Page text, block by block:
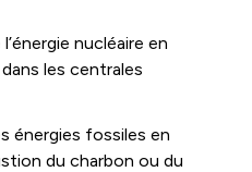
nucléaire en
les centrales
énergies fossiles en
du charbon ou du